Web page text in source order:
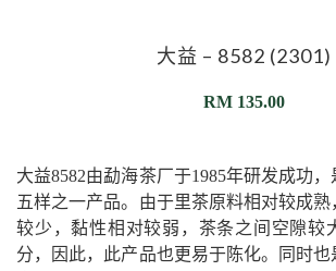
大益 – 8582 (2301)
RM135.00
大益8582由勐海茶厂于1985年研发成功
五样之一产品。由于里茶原料相对较成
较少，黏性相对较弱，茶条之间空隙较
分，因此，此产品也更易于陈化。同时